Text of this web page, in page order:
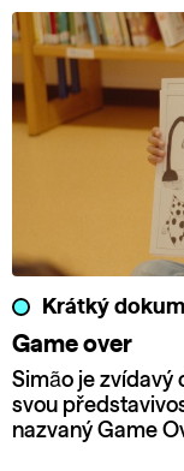
Krátký
Game over
Simão je zvídavý
svou
nazvaný Game